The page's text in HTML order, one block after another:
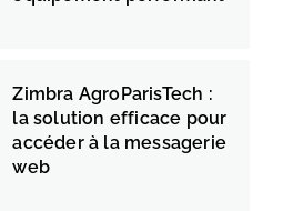
Zimbra AgroParisTech :
la solution efficace pour
accéder à la messagerie
web